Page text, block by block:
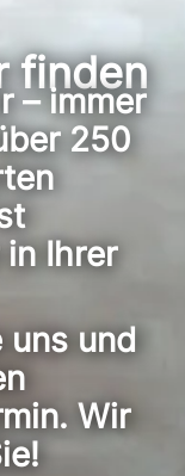
finden
– immer
250
in Ihrer
uns und
Wir